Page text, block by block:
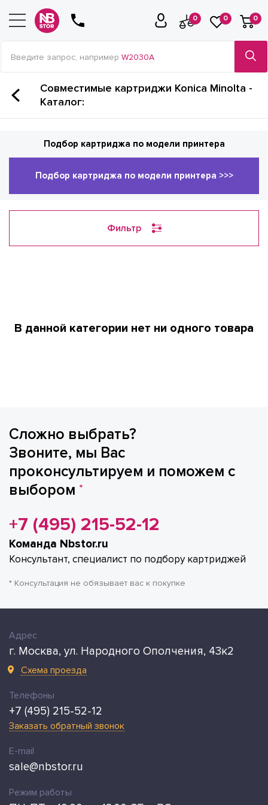
0 0 0
Введите запрос, например W2030A
Совместимые картриджи Konica Minolta -
Каталог:
Подбор картриджа по модели принтера
Подбор картриджа по модели принтера >>>
Фильтр
В данной категории нет ни одного товара
Сложно выбрать?
Звоните, мы Вас
проконсультируем и поможем с
выбором *
+7 (495) 215-52-12
Команда Nbstor.ru
Консультант, специалист по подбору картриджей
* Консультация не обязывает вас к покупке
Адрес
г. Москва, ул. Народного Ополчения, 43к2
Схема проезда
Телефоны
+7 (495) 215-52-12
Заказать обратный звонок
E-mail
sale@nbstor.ru
Режим работы